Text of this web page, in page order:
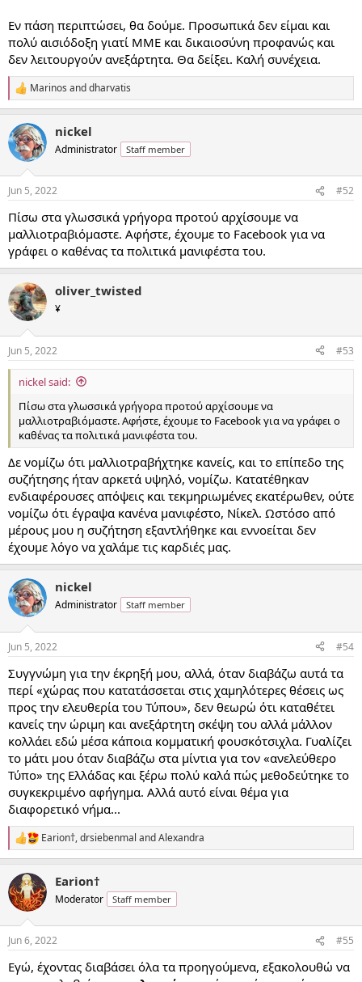
Εν πάση περιπτώσει, θα δούμε. Προσωπικά δεν είμαι και
πολύ αισιόδοξη γιατί ΜΜΕ και δικαιοσύνη προφανώς και
δεν λειτουργούν ανεξάρτητα. Θα δείξει. Καλή συνέχεια.
R
e
c
t
i
s
Marinos anddharvatis
nickel
Administrator Staff member
Jun 5, 2022 #52
Πίσω στα γλωσσικά γρήγορα προτού αρχίσουμε να
μαλλιοτραβιόμαστε. Αφήστε, έχουμε το Facebook για να
γράφει ο καθένας τα πολιτικά μανιφέστα του.
oliver_twisted
¥
Jun 5, 2022 #53
nickel said:
Πίσω στα γλωσσικά γρήγορα προτού αρχίσουμε να
μαλλιοτραβιόμαστε. Αφήστε, έχουμε το Facebook για να γράφει ο
καθένας τα πολιτικά μανιφέστα του.
Δε νομίζω ότι μαλλιοτραβήχτηκε κανείς, και το επίπεδο της
συζήτησης ήταν αρκετά υψηλό, νομίζω. Κατατέθηκαν
ενδιαφέρουσες απόψεις και τεκμηριωμένες εκατέρωθεν, ούτε
νομίζω ότι έγραψα κανένα μανιφέστο, Νίκελ. Ωστόσο από
μέρους μου η συζήτηση εξαντλήθηκε και εννοείται δεν
έχουμε λόγο να χαλάμε τις καρδιές μας.
nickel
Administrator Staff member
Jun 5, 2022 #54
Συγγνώμη για την έκρηξή μου, αλλά, όταν διαβάζω αυτά τα
περί «χώρας που κατατάσσεται στις χαμηλότερες θέσεις ως
προς την ελευθερία του Τύπου», δεν θεωρώ ότι καταθέτει
κανείς την ώριμη και ανεξάρτητη σκέψη του αλλά μάλλον
κολλάει εδώ μέσα κάποια κομματική φουσκότσιχλα. Γυαλίζει
το μάτι μου όταν διαβάζω στα μίντια για τον «ανελεύθερο
Τύπο» της Ελλάδας και ξέρω πολύ καλά πώς μεθοδεύτηκε το
συγκεκριμένο αφήγημα. Αλλά αυτό είναι θέμα για
διαφορετικό νήμα...
R
e
c
t
i
s
Earion†,drsiebenmal andAlexandra
Earion†
Moderator Staff member
Jun 6, 2022 #55
Εγώ, έχοντας διαβάσει όλα τα προηγούμενα, εξακολουθώ να